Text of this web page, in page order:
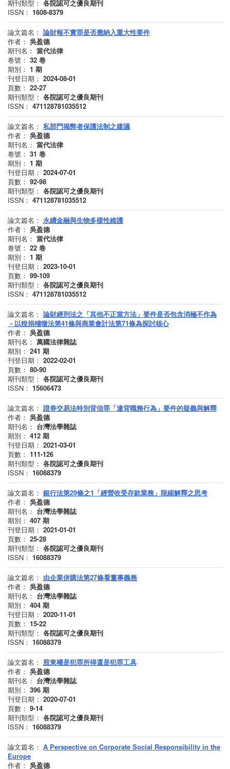
期刊類型： 各院認可之優良期刊
ISSN： 1608-8379
論文篇名： 論財報不實罪是否應納入重大性要件
作者： 吳盈德
期刊名： 當代法律
卷號： 32 卷
期別： 1 期
刊登日期： 2024-08-01
頁數： 22-27
期刊類型： 各院認可之優良期刊
ISSN： 471128781035512
論文篇名： 私部門揭弊者保護法制之建議
作者： 吳盈德
期刊名： 當代法律
卷號： 31 卷
期別： 1 期
刊登日期： 2024-07-01
頁數： 92-98
期刊類型： 各院認可之優良期刊
ISSN： 471128781035512
論文篇名： 永續金融與生物多樣性維護
作者： 吳盈德
期刊名： 當代法律
卷號： 22 卷
期別： 1 期
刊登日期： 2023-10-01
頁數： 99-109
期刊類型： 各院認可之優良期刊
ISSN： 471128781035512
論文篇名： 論財經刑法之「其他不正當方法」要件是否包含消極不作為
－以稅捐稽徵法第41條與商業會計法第71條為探討核心
作者： 吳盈德
期刊名： 萬國法律雜誌
期別： 241 期
刊登日期： 2022-02-01
頁數： 80-90
期刊類型： 各院認可之優良期刊
ISSN： 15606473
論文篇名： 證券交易法特別背信罪「違背職務行為」要件的疑義與解釋
作者： 吳盈德
期刊名： 台灣法學雜誌
期別： 412 期
刊登日期： 2021-03-01
頁數： 111-126
期刊類型： 各院認可之優良期刊
ISSN： 16088379
論文篇名： 銀行法第29條之1「經營收受存款業務」限縮解釋之思考
作者： 吳盈德
期刊名： 台灣法學雜誌
期別： 407 期
刊登日期： 2021-01-01
頁數： 25-28
期刊類型： 各院認可之優良期刊
ISSN： 16088379
論文篇名： 由企業併購法第27條看董事義務
作者： 吳盈德
期刊名： 台灣法學雜誌
期別： 404 期
刊登日期： 2020-11-01
頁數： 15-22
期刊類型： 各院認可之優良期刊
ISSN： 16088379
論文篇名： 股東權是犯罪所得還是犯罪工具
作者： 吳盈德
期刊名： 台灣法學雜誌
期別： 396 期
刊登日期： 2020-07-01
頁數： 9-14
期刊類型： 各院認可之優良期刊
ISSN： 16088379
論文篇名： A Perspective on Corporate Social Responsibility in the
Europe
作者： 吳盈德